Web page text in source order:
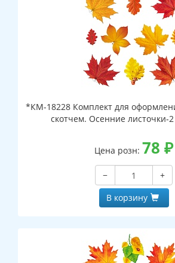
*КМ-18228 Комплект для
скотчем. Осенние листочки-
Цена розн: 78 ₽
−
+
В корзину